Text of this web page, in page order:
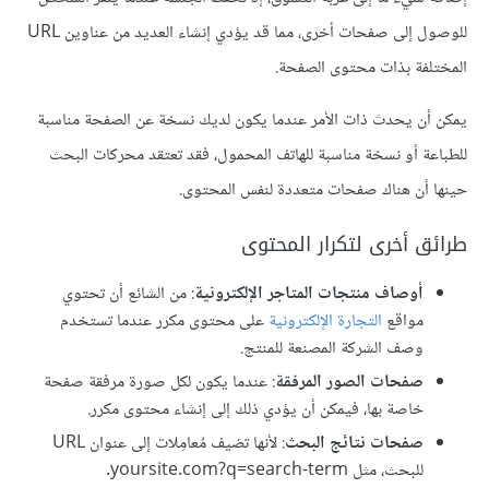
للوصول إلى صفحات أخرى، مما قد يؤدي إنشاء العديد من عناوين URL
المختلفة بذات محتوى الصفحة.
يمكن أن يحدث ذات الأمر عندما يكون لديك نسخة عن الصفحة مناسبة
للطباعة أو نسخة مناسبة للهاتف المحمول، فقد تعتقد محركات البحث
حينها أن هناك صفحات متعددة لنفس المحتوى.
طرائق أخرى لتكرار المحتوى
أوصاف منتجات المتاجر الإلكترونية: من الشائع أن تحتوي
مواقع التجارة الإلكترونيةعلى محتوى مكرر عندما تستخدم
وصف الشركة المصنعة للمنتج.
صفحات الصور المرفقة: عندما يكون لكل صورة مرفقة صفحة
خاصة بها، فيمكن أن يؤدي ذلك إلى إنشاء محتوى مكرر.
صفحات نتائج البحث
: لأنها تضيف مُعامِلات إلى عنوان URL
للبحث، مثل yoursite.com?q=search-term.